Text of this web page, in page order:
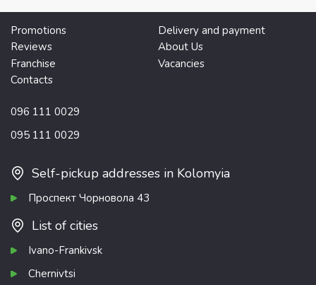
Promotions
Delivery and payment
Reviews
About Us
Franchise
Vacancies
Contacts
096 111 0029
095 111 0029
Self-pickup addresses in Kolomyia
Проспект Чорновола 43
List of cities
Ivano-Frankivsk
Chernivtsi